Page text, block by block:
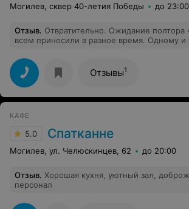
Могилев, сквер 40-летия Победы до 23:00
Отзыв. Отвратительно. Ожидание полтора
всем приносили в разное время. Одному
Маленькому ребенку блюдо принесли
когда он уже был в слезах. Даже барную
пришлось ждать 20 минут. Изначально не
таком долгом ожидании.
Отзывы1
КАФЕ
5.0 Спатканне
Могилев, ул. Челюскинцев, 62 до 20:00
Отзыв. Хорошая кухня, уютный зал,
персонал